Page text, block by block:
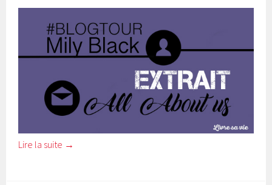
Lire la suite →